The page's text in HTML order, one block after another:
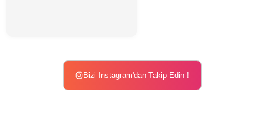
Bizi Instagram'dan Takip Edin !